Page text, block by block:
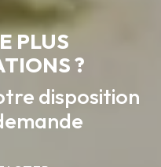
PLUS
?
disposition